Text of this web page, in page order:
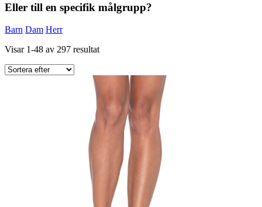
Eller till en specifik målgrupp?
Barn Dam Herr
Visar 1-48 av 297 resultat